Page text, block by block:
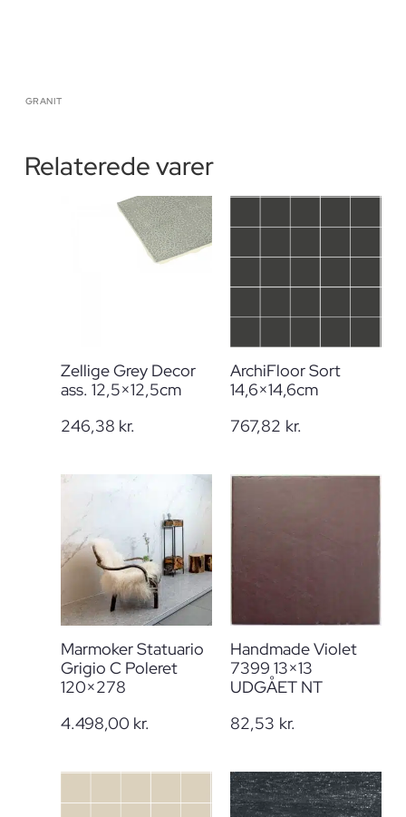
GRANIT
Relaterede varer
Zellige Grey Decor
ass. 12,5×12,5cm
246,38 kr.
ArchiFloor Sort
14,6×14,6cm
767,82 kr.
Marmoker Statuario
Grigio C Poleret
120×278
4.498,00 kr.
Handmade Violet
7399 13×13
UDGÅET NT
82,53 kr.